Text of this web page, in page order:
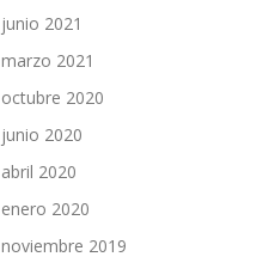
junio 2021
marzo 2021
octubre 2020
junio 2020
abril 2020
enero 2020
noviembre 2019